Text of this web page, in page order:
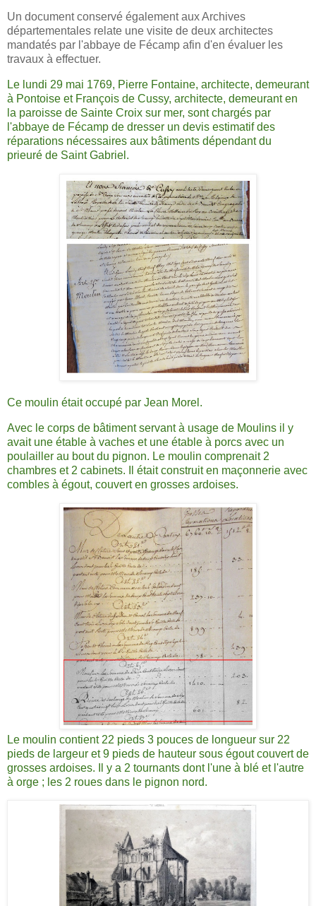
Un document conservé également aux Archives
départementales relate une visite de deux architectes
mandatés par l'abbaye de Fécamp afin d'en évaluer les
travaux à effectuer.
Le lundi 29 mai 1769, Pierre Fontaine, architecte, demeurant
à Pontoise et François de Cussy, architecte, demeurant en
la paroisse de Sainte Croix sur mer, sont chargés par
l'abbaye de Fécamp de dresser un devis estimatif des
réparations nécessaires aux bâtiments dépendant du
prieuré de Saint Gabriel.
Ce moulin était occupé par Jean Morel.
Avec le corps de bâtiment servant à usage de Moulins il y
avait une étable à vaches et une étable à porcs avec un
poulailler au bout du pignon. Le moulin comprenait 2
chambres et 2 cabinets. Il était construit en maçonnerie avec
combles à égout, couvert en grosses ardoises.
Le moulin contient 22 pieds 3 pouces de longueur sur 22
pieds de largeur et 9 pieds de hauteur sous égout couvert de
grosses ardoises. Il y a 2 tournants dont l'une à blé et l'autre
à orge ; les 2 roues dans le pignon nord.